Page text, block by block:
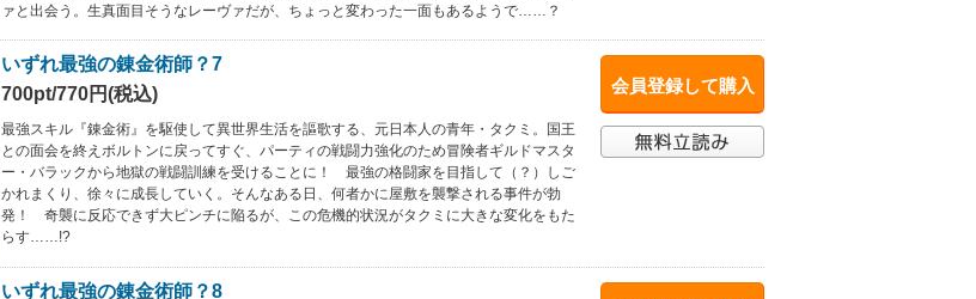
ァと出会う。生真面目そうなレーヴァだが、ちょっと変わった一面もあるようで……？
会員登録して購入
いずれ最強の錬金術師？7
700pt/770円(税込)
最強スキル『錬金術』を駆使して異世界生活を謳歌する、元日本人の青年・タクミ。国王
との面会を終えボルトンに戻ってすぐ、パーティの戦闘力強化のため冒険者ギルドマスタ
ー・バラックから地獄の戦闘訓練を受けることに！ 最強の格闘家を目指して（？）しご
かれまくり、徐々に成長していく。そんなある日、何者かに屋敷を襲撃される事件が勃
発！ 奇襲に反応できず大ピンチに陥るが、この危機的状況がタクミに大きな変化をもた
らす……!?
いずれ最強の錬金術師？8